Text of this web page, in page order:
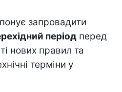
запровадити
період перед
нових правил та
терміни у